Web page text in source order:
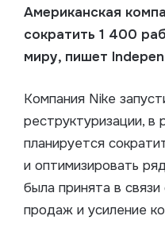
Американская
сократить 1 400
миру, пишет
Компания Nike
реструктуризации, в
планируется
и оптимизировать
была принята в
продаж и усиление